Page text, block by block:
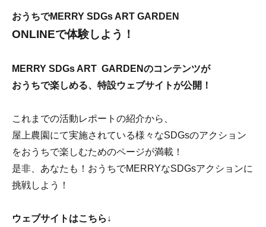
おうちでMERRY SDGs ART GARDEN
ONLINEで体験しよう！
MERRY SDGs ART GARDENのコンテンツが
おうちで楽しめる、特設ウェブサイトが公開！
これまでの活動レポートの紹介から、
屋上農園にて実施されている様々なSDGsのアクション
をおうちで楽しむためのページが満載！
是非、あなたも！おうちでMERRYなSDGsアクションに
挑戦しよう！
ウェブサイトはこちら↓